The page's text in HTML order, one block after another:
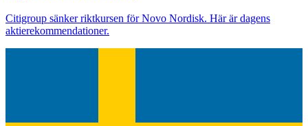
Citigroup sänker riktkursen för Novo Nordisk. Här är dagens
aktierekommendationer.